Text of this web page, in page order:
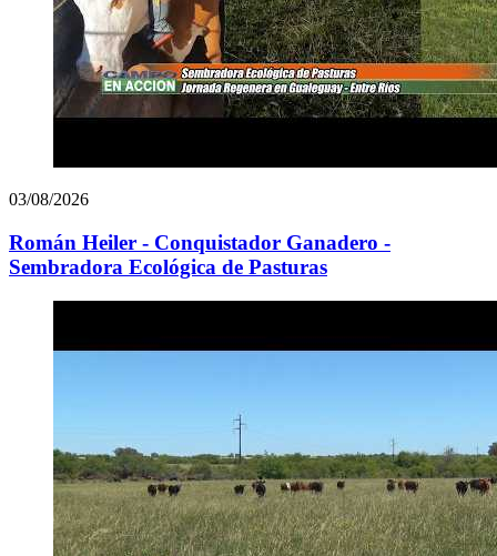
03/08/2026
Román Heiler - Conquistador Ganadero -
Sembradora Ecológica de Pasturas